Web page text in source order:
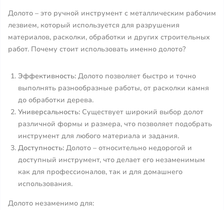
Долото – это ручной инструмент с металлическим рабочим
лезвием, который используется для разрушения
материалов, расколки, обработки и других строительных
работ. Почему стоит использовать именно долото?
Эффективность: Долото позволяет быстро и точно
выполнять разнообразные работы, от расколки камня
до обработки дерева.
Универсальность: Существует широкий выбор долот
различной формы и размера, что позволяет подобрать
инструмент для любого материала и задания.
Доступность: Долото – относительно недорогой и
доступный инструмент, что делает его незаменимым
как для профессионалов, так и для домашнего
использования.
Долото незаменимо для: